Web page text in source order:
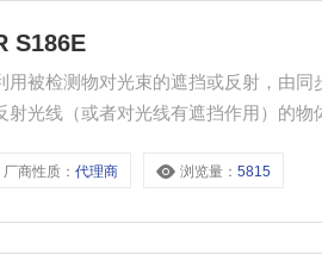
S186E
被检测物对光束的遮挡或反射，由同
光线（或者对光线有遮挡作用）的物
厂商性质：代理商 浏览量：5815